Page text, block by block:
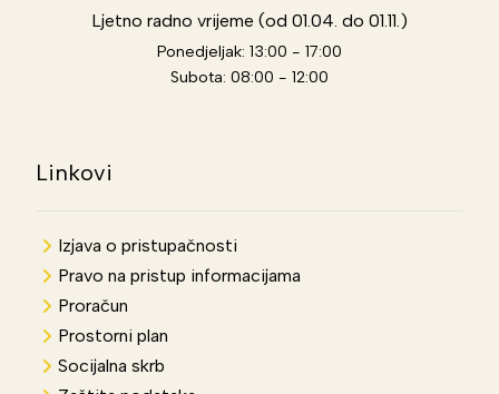
Ljetno radno vrijeme (od 01.04. do 01.11.)
Ponedjeljak: 13:00 - 17:00
Subota: 08:00 - 12:00
Linkovi
Izjava o pristupačnosti
Pravo na pristup informacijama
Proračun
Prostorni plan
Socijalna skrb